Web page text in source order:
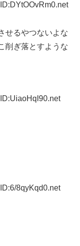
せるやつないよな
削ぎ落とすような
8qyKqd0.net